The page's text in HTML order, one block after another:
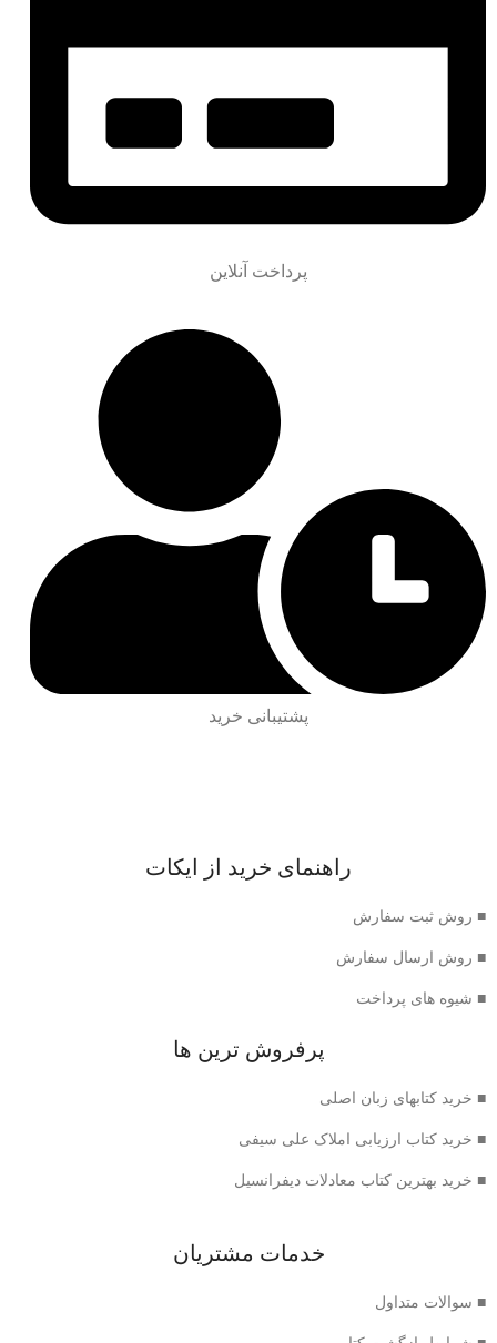
پرداخت آنلاین
پشتیبانی خرید
راهنمای خرید از ایکات
■ روش ثبت سفارش
■ روش ارسال سفارش
■ شیوه های پرداخت
پرفروش ترین ها
■ خرید کتابهای زبان اصلی
■ خرید کتاب ارزیابی املاک علی سیفی
■ خرید بهترین کتاب معادلات دیفرانسیل
خدمات مشتریان
■ سوالات متداول